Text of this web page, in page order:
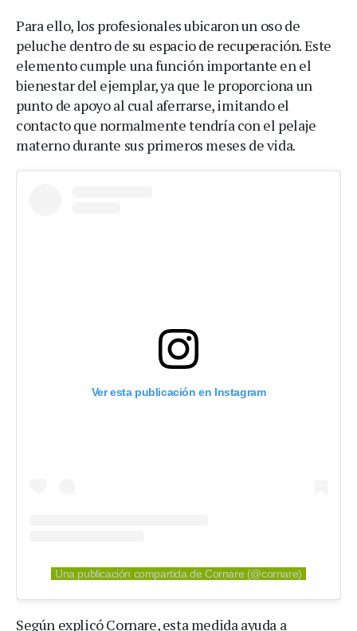
Para ello, los profesionales ubicaron un oso de
peluche dentro de su espacio de recuperación. Este
elemento cumple una función importante en el
bienestar del ejemplar, ya que le proporciona un
punto de apoyo al cual aferrarse, imitando el
contacto que normalmente tendría con el pelaje
materno durante sus primeros meses de vida.
Ver esta publicación en Instagram
Una publicación compartida de Cornare (@cornare)
Según explicó Cornare, esta medida ayuda a